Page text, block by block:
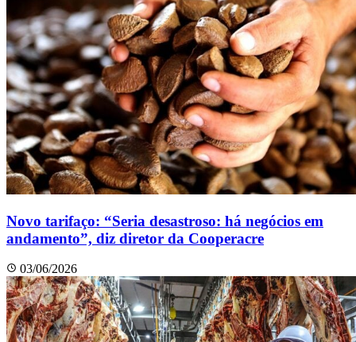
Novo tarifaço: “Seria desastroso: há negócios em
andamento”, diz diretor da Cooperacre
03/06/2026